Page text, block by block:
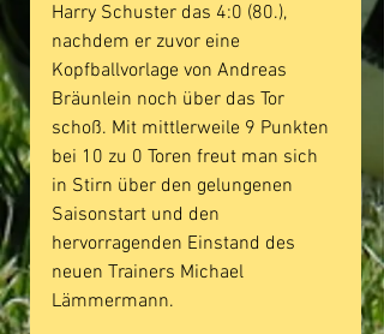
Harry Schuster das 4:0 (80.),
nachdem er zuvor eine
Kopfballvorlage von Andreas
Bräunlein noch über das Tor
schoß. Mit mittlerweile 9 Punkten
bei 10 zu 0 Toren freut man sich
in Stirn über den gelungenen
Saisonstart und den
hervorragenden Einstand des
neuen Trainers Michael
Lämmermann.